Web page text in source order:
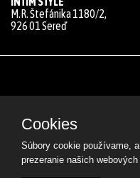
M.R. Štefánika 1180/2,
926 01 Sereď
Cookies
Súbory cookie používame,
prezeranie našich